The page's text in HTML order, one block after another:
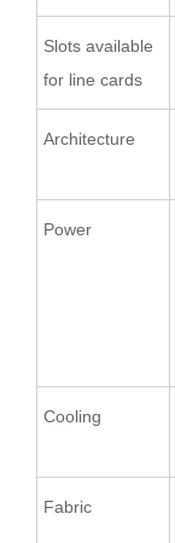
Slots available
for line cards
Architecture
Power
Cooling
Fabric